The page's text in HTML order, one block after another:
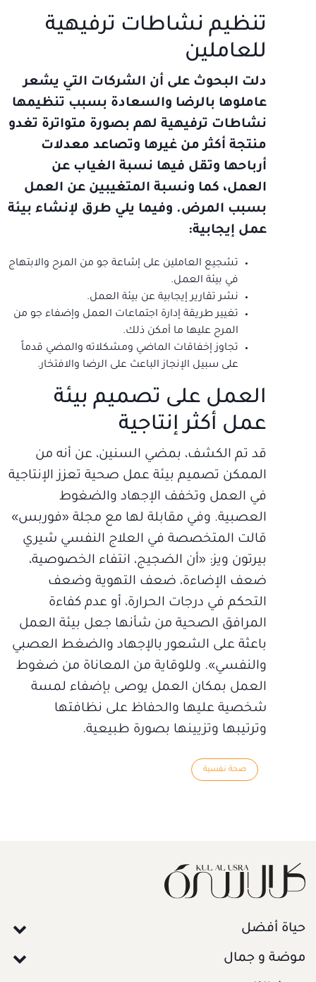
تنظيم نشاطات ترفيهية
للعاملين
دلت البحوث على أن الشركات التي يشعر
عاملوها بالرضا والسعادة بسبب تنظيمها
نشاطات ترفيهية لهم بصورة متواترة تغدو
منتجة أكثر من غيرها وتصاعد معدلات
أرباحها وتقل فيها نسبة الغياب عن
العمل، كما ونسبة المتغيبين عن العمل
بسبب المرض. وفيما يلي طرق لإنشاء بيئة
عمل إيجابية:
تشجيع العاملين على إشاعة جو من المرح والابتهاج
في بيئة العمل.
نشر تقارير إيجابية عن بيئة العمل.
تغيير طريقة إدارة اجتماعات العمل وإضفاء جو من
المرح عليها ما أمكن ذلك.
تجاوز إخفاقات الماضي ومشكلاته والمضي قدماً
على سبيل الإنجاز الباعث على الرضا والافتخار.
العمل على تصميم بيئة
عمل أكثر إنتاجية
قد تم الكشف، بمضي السنين، عن أنه من
الممكن تصميم بيئة عمل صحية تعزز الإنتاجية
في العمل وتخفف الإجهاد والضغوط
العصبية. وفي مقابلة لها مع مجلة «فوربس»
قالت المتخصصة في العلاج النفسي شيري
بيرتون ويز: «أن الضجيج، انتفاء الخصوصية،
ضعف الإضاءة، ضعف التهوية وضعف
التحكم في درجات الحرارة، أو عدم كفاءة
المرافق الصحية من شأنها جعل بيئة العمل
باعثة على الشعور بالإجهاد والضغط العصبي
والنفسي». وللوقاية من المعاناة من ضغوط
العمل بمكان العمل يوصى بإضفاء لمسة
شخصية عليها والحفاظ على نظافتها
وترتيبها وتزيينها بصورة طبيعية.
صحة نفسية
حياة أفضل
موضة و جمال